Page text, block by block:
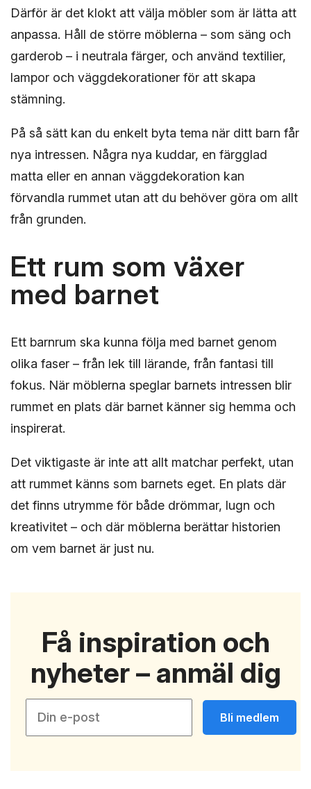
Därför är det klokt att välja möbler som är lätta att
anpassa. Håll de större möblerna – som säng och
garderob – i neutrala färger, och använd textilier,
lampor och väggdekorationer för att skapa
stämning.
På så sätt kan du enkelt byta tema när ditt barn får
nya intressen. Några nya kuddar, en färgglad
matta eller en annan väggdekoration kan
förvandla rummet utan att du behöver göra om allt
från grunden.
Ett rum som växer
med barnet
Ett barnrum ska kunna följa med barnet genom
olika faser – från lek till lärande, från fantasi till
fokus. När möblerna speglar barnets intressen blir
rummet en plats där barnet känner sig hemma och
inspirerat.
Det viktigaste är inte att allt matchar perfekt, utan
att rummet känns som barnets eget. En plats där
det finns utrymme för både drömmar, lugn och
kreativitet – och där möblerna berättar historien
om vem barnet är just nu.
Få inspiration och
nyheter – anmäl dig
Bli medlem